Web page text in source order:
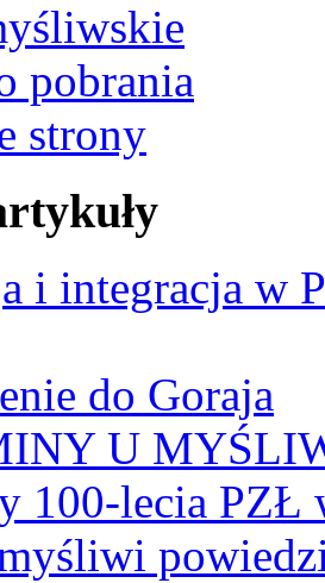
pobrania
strony
i integracja w
do Goraja
U
100-lecia PZŁ